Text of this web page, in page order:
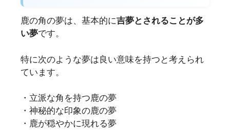
鹿の角の夢は、基本的に吉夢とされることが多
い夢です。
特に次のような夢は良い意味を持つと考えられ
ています。
・立派な角を持つ鹿の夢
・神秘的な印象の鹿の夢
・鹿が穏やかに現れる夢